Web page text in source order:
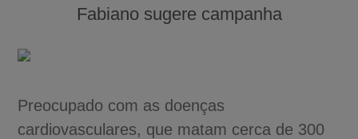
Fabiano sugere campanha
Preocupado com as doenças
cardiovasculares, que matam cerca de 300